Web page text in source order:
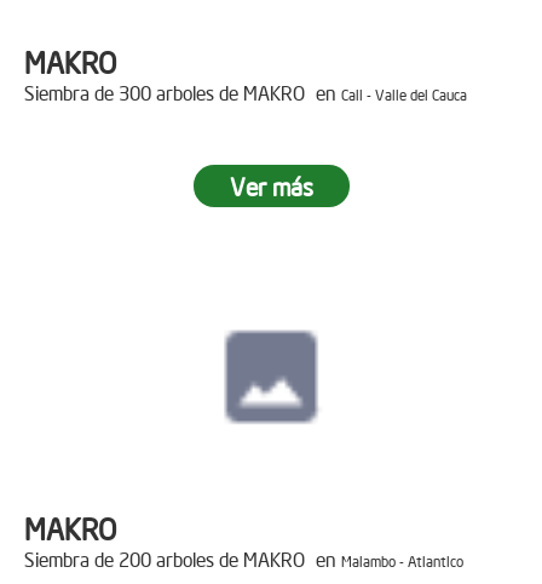
MAKRO
Siembra de 300 arboles de MAKRO en Cali - Valle del Cauca
Ver más
MAKRO
Siembra de 200 arboles de MAKRO en Malambo - Atlantico